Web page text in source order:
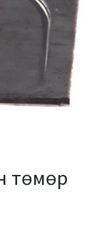
төмөр